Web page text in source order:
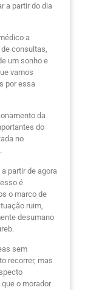
a partir do dia
a
consultas,
um sonho e
vamos
por essa
da
do
no
partir de agora
é
o marco de
ruim,
desumano
sem
recorrer, mas
o morador